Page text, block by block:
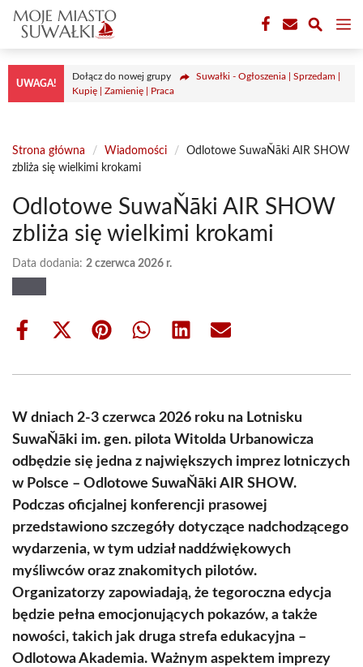
Przejdź
treści
UWAGA!
Dołącz do nowej grupy
Suwałki - Ogłoszenia | Sprzedam |
Kupię | Zamienię | Praca
Strona główna / Wiadomości /
Odlotowe SuwaŇāki AIR SHOW
zbliża się wielkimi krokami
Odlotowe SuwaŇāki AIR SHOW
zbliża się wielkimi krokami
Data dodania: 2 czerwca 2026 r.
Share
Share
(Twitter)
Share Share Share Share
W dniach 2-3 czerwca 2026 roku na Lotnisku
SuwaŇāki im. gen. pilota Witolda Urbanowicza
odbędzie się jedna z największych imprez lotniczych
w Polsce – Odlotowe SuwaŇāki AIR SHOW.
Podczas oficjalnej konferencji prasowej
przedstawiono szczegóły dotyczące nadchodzącego
wydarzenia, w tym udział naddźwiękowych
myśliwców oraz znakomitych pilotów.
Organizatorzy zapowiadają, że tegoroczna edycja
będzie pełna emocjonujących pokazów, a także
nowości, takich jak druga strefa edukacyjna –
Odlotowa Akademia. Ważnym aspektem imprezy